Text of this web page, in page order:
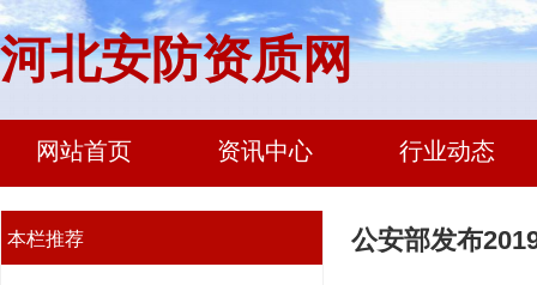
河北安防资质网
网站首页 资讯中心 行业动态
本栏推荐 公安部发布